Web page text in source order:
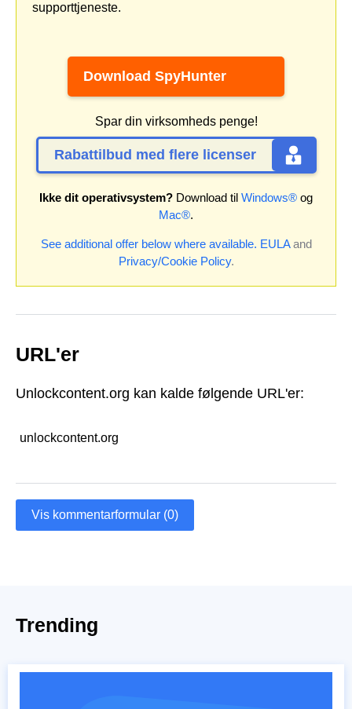
supporttjeneste.
Download SpyHunter
Spar din virksomheds penge!
Rabattilbud med flere licenser
Ikke dit operativsystem? Download til Windows® og
Mac®.
See additional offer below where available. EULAand
Privacy/Cookie Policy.
URL'er
Unlockcontent.org kan kalde følgende URL'er:
unlockcontent.org
Vis kommentarformular (0)
Trending